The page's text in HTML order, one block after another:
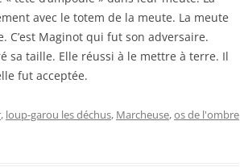
avec le totem de la meute. La meute
Maginot qui fut son adversaire.
sa taille. Elle réussi à le mettre à terre. Il
fut acceptée.
, loup-garou les déchus, Marcheuse,os de l'ombre